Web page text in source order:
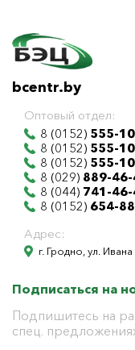
bcentr.by
Оптовый отдел:
8 (0152) 555-
8 (0152) 555-
8 (0152) 555-
8 (029) 889-46-
8 (044) 741-46-
8 (0152) 654-
Адрес:
г. Гродно, ул.
Подписаться на
Подпишитесь на
спец.